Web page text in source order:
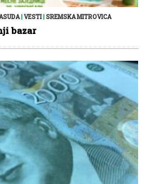
|VESTI|SREMSKA MITROVICA
bazar